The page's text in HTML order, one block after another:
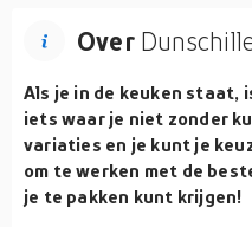
Over
Als je in de keuken staat,
iets waar je niet zonder
variaties en je kunt je
om te werken met de
je te pakken kunt krijgen!